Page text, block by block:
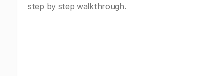
step by step walkthrough.